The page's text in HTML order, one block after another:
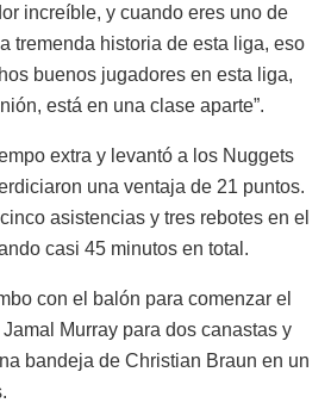
increíble, y cuando eres uno de
tremenda historia de esta liga, eso
buenos jugadores en esta liga,
está en una clase aparte”.
extra y levantó a los Nuggets
una ventaja de 21 puntos.
asistencias y tres rebotes en el
casi 45 minutos en total.
con el balón para comenzar el
Murray para dos canastas y
bandeja de Christian Braun en un